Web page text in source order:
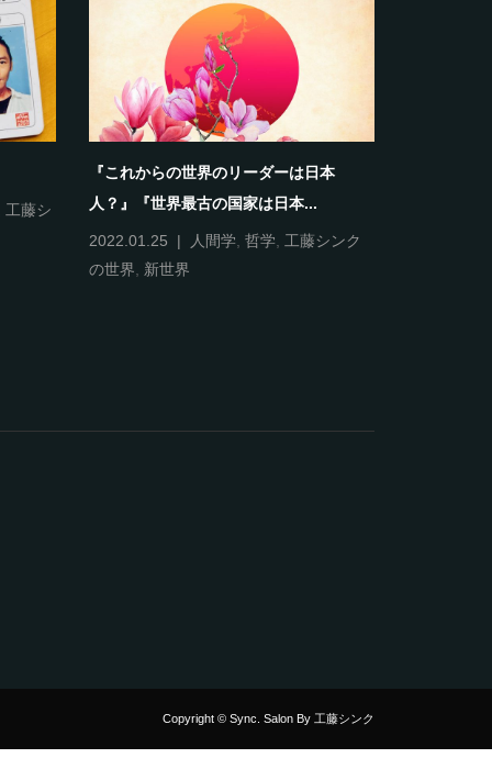
工藤シ
『これからの世界のリーダーは日本
人？』『世界最古の国家は日本...
2022.01.25 人間学, 哲学, 工藤シンク
の世界
新世界
Copyright © Sync. Salon By 工藤シンク